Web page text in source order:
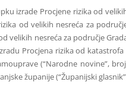
izrade Procjene rizika od
od velikih nesreća za
velikih nesreća za područje
Procjena rizika od katastrofa
(“Narodne novine”,
županije (“Županijski